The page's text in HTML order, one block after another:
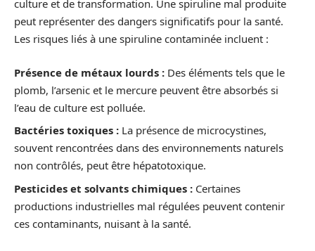
culture et de transformation. Une spiruline mal produite
peut représenter des dangers significatifs pour la santé.
Les risques liés à une spiruline contaminée incluent :
Présence de métaux lourds : Des éléments tels que le
plomb, l’arsenic et le mercure peuvent être absorbés si
l’eau de culture est polluée.
Bactéries toxiques : La présence de microcystines,
souvent rencontrées dans des environnements naturels
non contrôlés, peut être hépatotoxique.
Pesticides et solvants chimiques : Certaines
productions industrielles mal régulées peuvent contenir
ces contaminants, nuisant à la santé.